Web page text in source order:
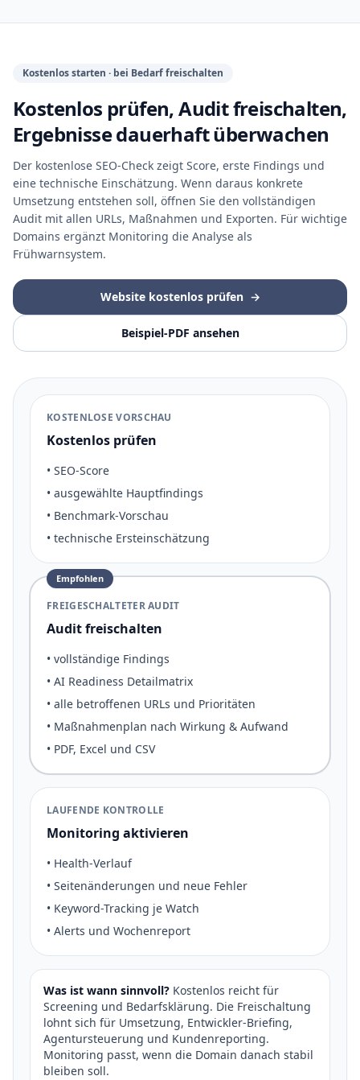
Kostenlos starten · bei Bedarf freischalten
Kostenlos prüfen, Audit freischalten,
Ergebnisse dauerhaft überwachen
Der kostenlose SEO-Check zeigt Score, erste Findings und
eine technische Einschätzung. Wenn daraus konkrete
Umsetzung entstehen soll, öffnen Sie den vollständigen
Audit mit allen URLs, Maßnahmen und Exporten. Für wichtige
Domains ergänzt Monitoring die Analyse als
Frühwarnsystem.
Website kostenlos prüfen →
Beispiel-PDF ansehen
KOSTENLOSE VORSCHAU
Kostenlos prüfen
• SEO-Score
• ausgewählte Hauptfindings
• Benchmark-Vorschau
• technische Ersteinschätzung
Empfohlen
FREIGESCHALTETER AUDIT
Audit freischalten
• vollständige Findings
• AI Readiness Detailmatrix
• alle betroffenen URLs und Prioritäten
• Maßnahmenplan nach Wirkung & Aufwand
• PDF, Excel und CSV
LAUFENDE KONTROLLE
Monitoring aktivieren
• Health-Verlauf
• Seitenänderungen und neue Fehler
• Keyword-Tracking je Watch
• Alerts und Wochenreport
Was ist wann sinnvoll? Kostenlos reicht für
Screening und Bedarfsklärung. Die Freischaltung
lohnt sich für Umsetzung, Entwickler-Briefing,
Agentursteuerung und Kundenreporting.
Monitoring passt, wenn die Domain danach stabil
bleiben soll.